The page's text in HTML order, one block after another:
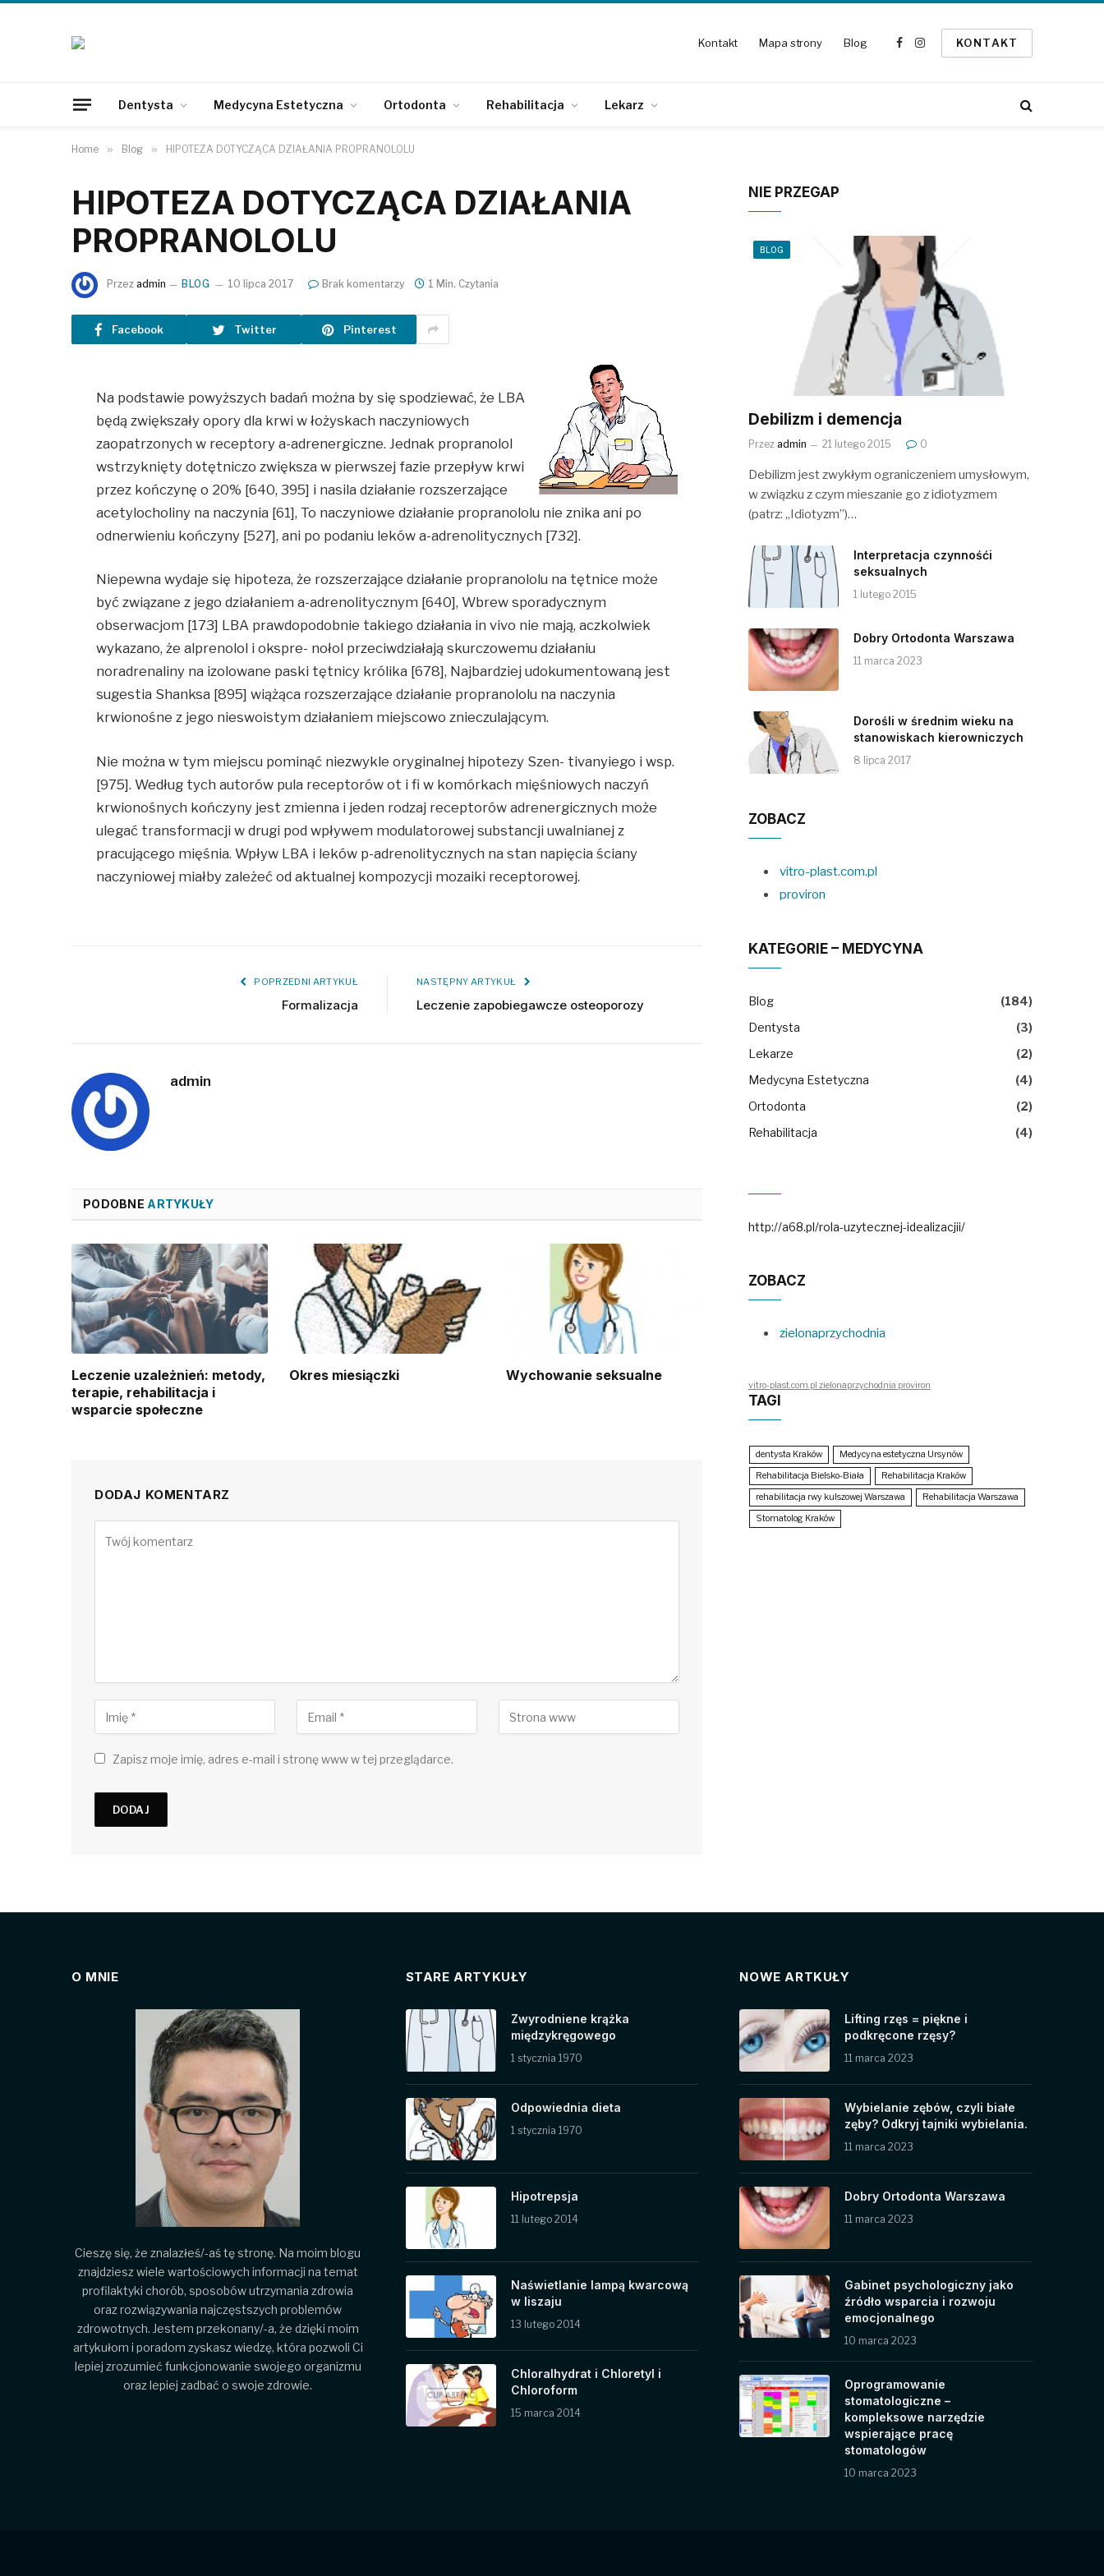
Kontakt Mapa strony Blog
Facebook
Instagram
KONTAKT
Dentysta Medycyna Estetyczna Ortodonta Rehabilitacja Lekarz
Home » Blog » HIPOTEZA DOTYCZĄCA DZIAŁANIA PROPRANOLOLU
HIPOTEZA DOTYCZĄCA DZIAŁANIA
PROPRANOLOLU
Przez admin BLOG 10 lipca 2017 Brak komentarzy 1 Min. Czytania
Facebook Twitter Pinterest
Na podstawie powyższych badań można by się spodziewać, że LBA
będą zwiększały opory dla krwi w łożyskach naczyniowych
zaopatrzonych w receptory a-adrenergiczne. Jednak propranolol
wstrzyknięty dotętniczo zwiększa w pierwszej fazie przepływ krwi
przez kończynę o 20% [640, 395] i nasila działanie rozszerzające
acetylocholiny na naczynia [61], To naczyniowe działanie propranololu nie znika ani po
odnerwieniu kończyny [527], ani po podaniu leków a-adrenolitycznych [732].
Niepewna wydaje się hipoteza, że rozszerzające działanie propranololu na tętnice może
być związane z jego działaniem a-adrenolitycznym [640], Wbrew sporadycznym
obserwacjom [173] LBA prawdopodobnie takiego działania in vivo nie mają, aczkolwiek
wykazano, że alprenolol i okspre- nołol przeciwdziałają skurczowemu działaniu
noradrenaliny na izolowane paski tętnicy królika [678], Najbardziej udokumentowaną jest
sugestia Shanksa [895] wiążąca rozszerzające działanie propranololu na naczynia
krwionośne z jego nieswoistym działaniem miejscowo znieczulającym.
Nie można w tym miejscu pominąć niezwykle oryginalnej hipotezy Szen- tivanyiego i wsp.
[975]. Według tych autorów pula receptorów ot i fi w komórkach mięśniowych naczyń
krwionośnych kończyny jest zmienna i jeden rodzaj receptorów adrenergicznych może
ulegać transformacji w drugi pod wpływem modulatorowej substancji uwalnianej z
pracującego mięśnia. Wpływ LBA i leków p-adrenolitycznych na stan napięcia ściany
naczyniowej miałby zależeć od aktualnej kompozycji mozaiki receptorowej.
POPRZEDNI ARTYKUŁ
Formalizacja
NASTĘPNY ARTYKUŁ
Leczenie zapobiegawcze osteoporozy
admin
PODOBNE ARTYKUŁY
Leczenie uzależnień: metody,
terapie, rehabilitacja i
wsparcie społeczne
Okres miesiączki Wychowanie seksualne
DODAJ KOMENTARZ
Zapisz moje imię, adres e-mail i stronę www w tej przeglądarce.
NIE PRZEGAP
BLOG
Debilizm i demencja
Przez admin 21 lutego 2015 0
Debilizm jest zwykłym ograniczeniem umysłowym,
w związku z czym mieszanie go z idiotyzmem
(patrz: „Idiotyzm”)…
Interpretacja czynnośći
seksualnych
1 lutego 2015
Dobry Ortodonta Warszawa
11 marca 2023
Dorośli w średnim wieku na
stanowiskach kierowniczych
8 lipca 2017
ZOBACZ
vitro-plast.com.pl
proviron
KATEGORIE – MEDYCYNA
Blog
(184)
Dentysta
(3)
Lekarze
(2)
Medycyna Estetyczna
(4)
Ortodonta
(2)
Rehabilitacja
(4)
http://a68.pl/rola-uzytecznej-idealizacjii/
ZOBACZ
zielonaprzychodnia
vitro-plast.com.pl zielonaprzychodnia proviron
TAGI
dentysta Kraków
Medycyna estetyczna Ursynów
Rehabilitacja Bielsko-Biała
Rehabilitacja Kraków
rehabilitacja rwy kulszowej Warszawa
Rehabilitacja Warszawa
Stomatolog Kraków
O MNIE
Cieszę się, że znalazłeś/-aś tę stronę. Na moim blogu
znajdziesz wiele wartościowych informacji na temat
profilaktyki chorób, sposobów utrzymania zdrowia
oraz rozwiązywania najczęstszych problemów
zdrowotnych. Jestem przekonany/-a, że dzięki moim
artykułom i poradom zyskasz wiedzę, która pozwoli Ci
lepiej zrozumieć funkcjonowanie swojego organizmu
oraz lepiej zadbać o swoje zdrowie.
STARE ARTYKUŁY
Zwyrodniene krążka
międzykręgowego
1 stycznia 1970
Odpowiednia dieta
1 stycznia 1970
Hipotrepsja
11 lutego 2014
Naświetlanie lampą kwarcową
w liszaju
13 lutego 2014
Chloralhydrat i Chloretyl i
Chloroform
15 marca 2014
NOWE ARTKUŁY
Lifting rzęs = piękne i
podkręcone rzęsy?
11 marca 2023
Wybielanie zębów, czyli białe
zęby? Odkryj tajniki wybielania.
11 marca 2023
Dobry Ortodonta Warszawa
11 marca 2023
Gabinet psychologiczny jako
źródło wsparcia i rozwoju
emocjonalnego
10 marca 2023
Oprogramowanie
stomatologiczne –
kompleksowe narzędzie
wspierające pracę
stomatologów
10 marca 2023